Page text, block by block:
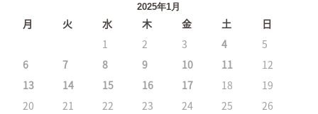
2025年1月
月 火 水 木 金 土
日
1
2 3 4
5
6
7 8 9 10 11
12
13
14 15 16 17 18
19
20
21 22 23 24 25
26